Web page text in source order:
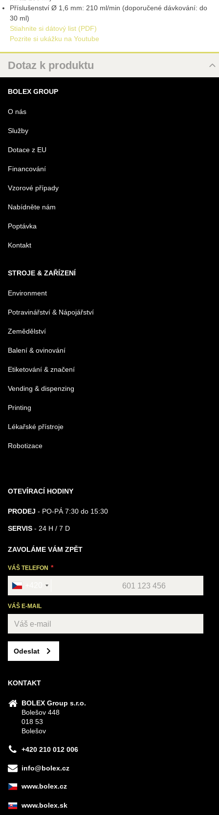
Příslušenství Ø 1,6 mm: 210 ml/min (doporučené dávkování: do
30 ml)
Stiahnite si dátový list (PDF)
Pozrite si ukážku na Youtube
Dotaz k produktu
URL
PRODUKT
MENO
E-MAIL
TELEFÓN
BOLEX GROUP
O nás
Služby
Dotace z EU
Financování
Vzorové případy
Nabídněte nám
Poptávka
Kontakt
STROJE & ZAŘÍZENÍ
Environment
Potravinářství & Nápojářství
Zemědělství
Balení & ovinování
Etiketování & značení
Vending & dispenzing
Printing
Lékařské přístroje
Robotizace
OTEVÍRACÍ HODINY
PRODEJ - PO-PÁ 7:30 do 15:30
SERVIS - 24 H / 7 D
ZAVOLÁME VÁM ZPĚT
VÁŠ TELEFON
VÁŠ E-MAIL
Odeslat
KONTAKT
BOLEX Group s.r.o.
Bolešov 448
018 53
Bolešov
+420 210 012 006
info@bolex.cz
www.bolex.cz
www.bolex.sk